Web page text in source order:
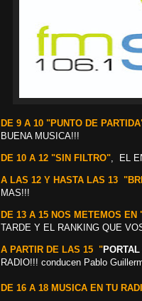
DE 9 A 10 "PUNTO DE
BUENA MUSICA!!!
DE 10 A 12 "SIN FILTRO", EL
A LAS 12 Y HASTA LAS 13
MAS!!!
DE 13 A 15 NOS METEMOS
TARDE Y EL RANKING QUE
A PARTIR DE LAS 15 "
RADIO!!! conducen Pablo
DE 16 A 18 MUSICA EN TU